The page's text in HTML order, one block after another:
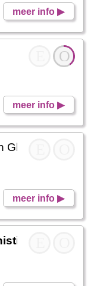
meer info ▶
O
meer info ▶
Glorieux CZW
meer info ▶
domein